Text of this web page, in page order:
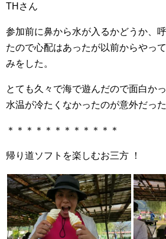
THさん
参加前に鼻から水が入るかどうか、
たので心配はあったが以前からやっ
みをした。
とても久々で海で遊んだので面白かっ
水温が冷たくなかったのが意外だった
＊＊＊＊＊＊＊＊＊＊＊＊
帰り道ソフトを楽しむお三方 ！